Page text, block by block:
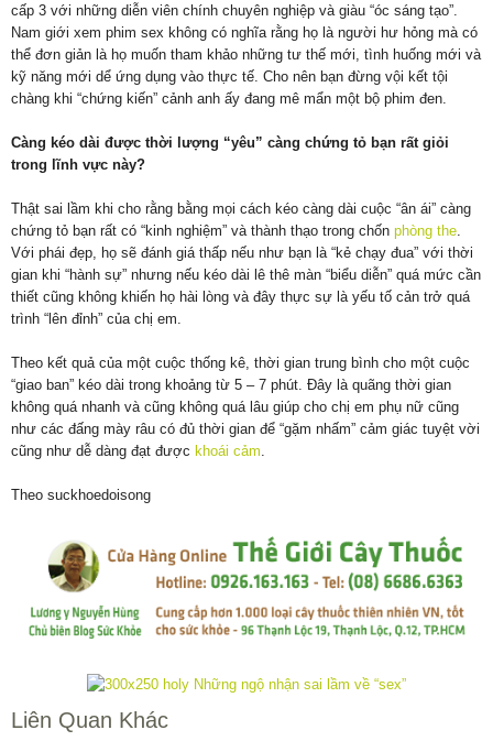
cấp 3 với những diễn viên chính chuyên nghiệp và giàu “óc sáng tạo”.
Nam giới xem phim sex không có nghĩa rằng họ là người hư hỏng mà có
thể đơn giản là họ muốn tham khảo những tư thế mới, tình huống mới và
kỹ năng mới dể ứng dụng vào thực tế. Cho nên bạn đừng vội kết tội
chàng khi “chứng kiến” cảnh anh ấy đang mê mẩn một bộ phim đen.
Càng kéo dài được thời lượng “yêu” càng chứng tỏ bạn rất giỏi
trong lĩnh vực này?
Thật sai lầm khi cho rằng bằng mọi cách kéo càng dài cuộc “ân ái” càng
chứng tỏ bạn rất có “kinh nghiệm” và thành thạo trong chốn phòng the.
Với phái đẹp, họ sẽ đánh giá thấp nếu như bạn là “kẻ chạy đua” với thời
gian khi “hành sự” nhưng nếu kéo dài lê thê màn “biểu diễn” quá mức cần
thiết cũng không khiến họ hài lòng và đây thực sự là yếu tố cản trở quá
trình “lên đỉnh” của chị em.
Theo kết quả của một cuộc thống kê, thời gian trung bình cho một cuộc
“giao ban” kéo dài trong khoảng từ 5 – 7 phút. Đây là quãng thời gian
không quá nhanh và cũng không quá lâu giúp cho chị em phụ nữ cũng
như các đấng mày râu có đủ thời gian để “gặm nhấm” cảm giác tuyệt vời
cũng như dễ dàng đạt được khoái cảm.
Theo suckhoedoisong
Liên Quan Khác